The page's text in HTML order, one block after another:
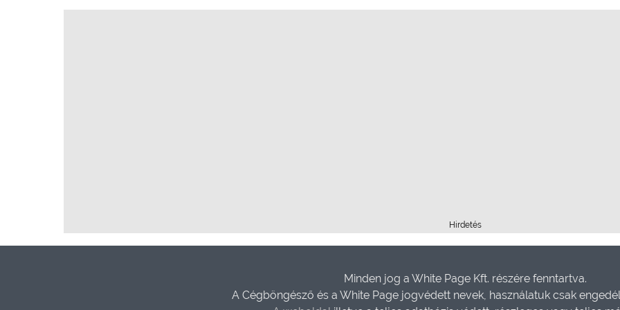
Hirdetés
Minden jog a White Page Kft. részére fenntartva.
A Cégböngésző és a White Page jogvédett nevek, használatuk csak